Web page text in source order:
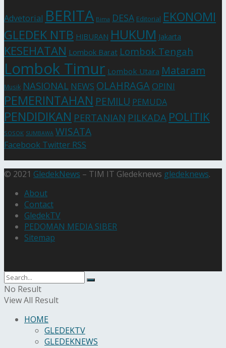
Advetorial BERITA Bima DESA Editorial EKONOMI
GLEDEK NTB HIBURAN HUKUM Jakarta
KESEHATAN Lombok Barat Lombok Tengah
Lombok Timur Lombok Utara Mataram
Musik NASIONAL NEWS OLAHRAGA OPINI
PEMERINTAHAN PEMILU PEMUDA
PENDIDIKAN PERTANIAN PILKADA POLITIK
SOSOK SUMBAWA WISATA
Facebook Twitter RSS
© 2021 GledekNews – TIM IT Gledeknews gledeknews.
About
Contact
GledekTV
PEDOMAN MEDIA SIBER
Sitemap
No Result
View All Result
HOME
GLEDEKTV
GLEDEKNEWS